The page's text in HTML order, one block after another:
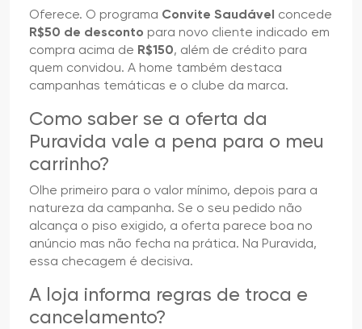
Oferece. O programa Convite Saudável concede
R$50 de desconto para novo cliente indicado em
compra acima de R$150, além de crédito para
quem convidou. A home também destaca
campanhas temáticas e o clube da marca.
Como saber se a oferta da
Puravida vale a pena para o meu
carrinho?
Olhe primeiro para o valor mínimo, depois para a
natureza da campanha. Se o seu pedido não
alcança o piso exigido, a oferta parece boa no
anúncio mas não fecha na prática. Na Puravida,
essa checagem é decisiva.
A loja informa regras de troca e
cancelamento?